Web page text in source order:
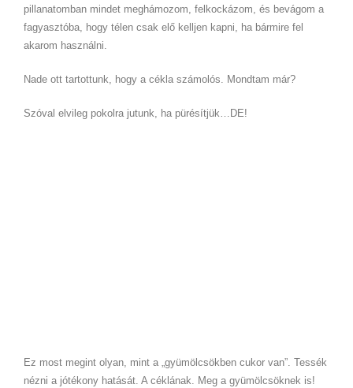
pillanatomban mindet meghámozom, felkockázom, és bevágom a
fagyasztóba, hogy télen csak elő kelljen kapni, ha bármire fel
akarom használni.
Nade ott tartottunk, hogy a cékla számolós. Mondtam már?
Szóval elvileg pokolra jutunk, ha pürésítjük…DE!
Ez most megint olyan, mint a „gyümölcsökben cukor van”. Tessék
nézni a jótékony hatását. A céklának. Meg a gyümölcsöknek is!